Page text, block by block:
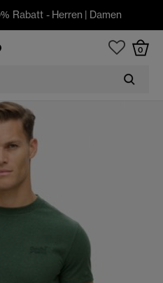
Rabatt - Herren | Damen
0